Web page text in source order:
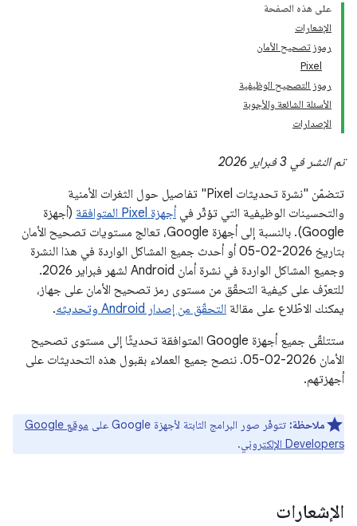
على هذه الصفحة
الإشعارات
رموز تصحيح الأمان
Pixel
رموز التصحيح الوظيفية
الأسئلة الشائعة والأجوبة
الإصدارات
تم النشر في 3 فبراير 2026
تتضمّن "نشرة تحديثات Pixel" تفاصيل حول الثغرات الأمنية
والتحسينات الوظيفية التي تؤثّر في أجهزة Pixel المتوافقة
(أجهزة
Google). بالنسبة إلى أجهزة Google، تعالج مستويات تصحيح الأمان
بتاريخ 2026-02-05 أو أحدث جميع المشاكل الواردة في هذا النشرة
وجميع المشاكل الواردة في نشرة أمان Android لشهر فبراير 2026.
للتعرّف على كيفية التحقّق من مستوى رمز تصحيح الأمان على جهاز،
يمكنك الاطّلاع على مقالة التحقّق من إصدار Android وتحديثه
.
ستتلقّى جميع أجهزة Google المتوافقة تحديثًا إلى مستوى تصحيح
الأمان 2026-02-05. ننصح جميع العملاء بقبول هذه التحديثات على
أجهزتهم.
ملاحظة: تتوفّر صور البرامج الثابتة لأجهزة Google على
موقع Google
Developers الإلكتروني
.
الإشعارات